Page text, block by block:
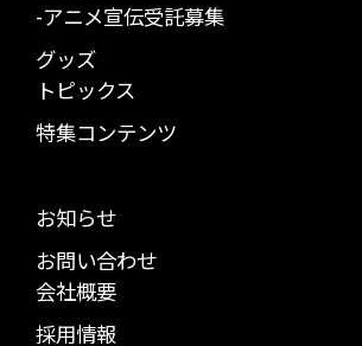
-アニメ宣伝受託募集
グッズ
トピックス
特集コンテンツ
お知らせ
お問い合わせ
会社概要
採用情報